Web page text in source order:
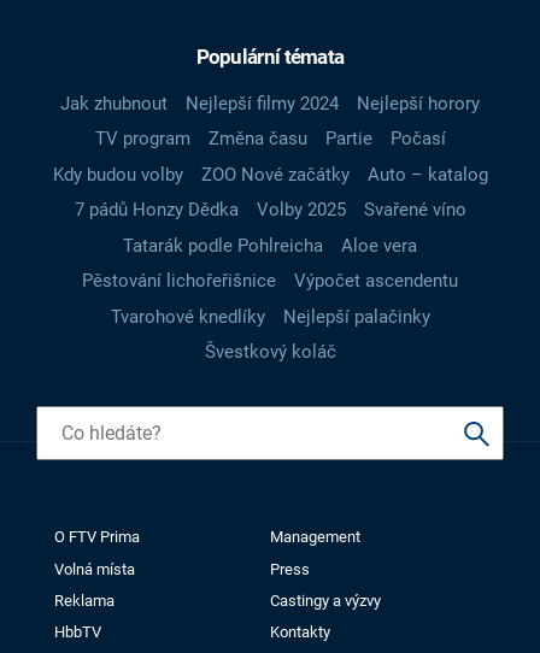
Populární témata
Jak zhubnout Nejlepší filmy 2024
Nejlepší horory
TV program
Změna času Partie
Počasí
Kdy budou volby
ZOO Nové začátky
Auto – katalog
7 pádů Honzy Dědka
Volby 2025
Svařené víno
Tatarák podle Pohlreicha
Aloe vera
Pěstování lichořeřišnice
Výpočet ascendentu
Tvarohové knedlíky
Nejlepší palačinky
Švestkový koláč
O FTV Prima
Management
Volná místa
Press
Reklama
Castingy a výzvy
HbbTV
Kontakty